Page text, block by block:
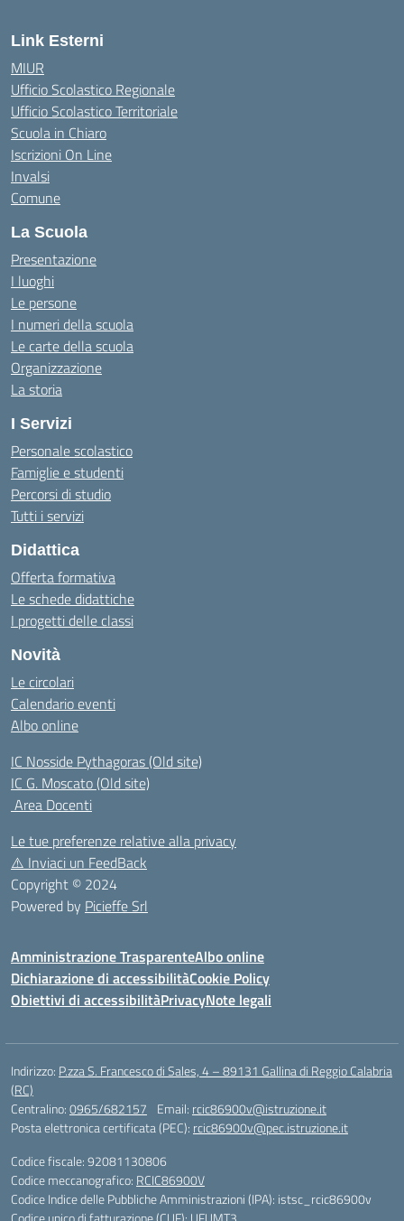
Link Esterni
MIUR
Ufficio Scolastico Regionale
Ufficio Scolastico Territoriale
Scuola in Chiaro
Iscrizioni On Line
Invalsi
Comune
La Scuola
Presentazione
I luoghi
Le persone
I numeri della scuola
Le carte della scuola
Organizzazione
La storia
I Servizi
Personale scolastico
Famiglie e studenti
Percorsi di studio
Tutti i servizi
Didattica
Offerta formativa
Le schede didattiche
I progetti delle classi
Novità
Le circolari
Calendario eventi
Albo online
IC Nosside Pythagoras (Old site)
IC G. Moscato (Old site)
Area Docenti
Le tue preferenze relative alla privacy
⚠️ Inviaci un FeedBack
Copyright © 2024
Powered by Picieffe Srl
Amministrazione TrasparenteAlbo online
Dichiarazione di accessibilitàCookie Policy
Obiettivi di accessibilitàPrivacyNote legali
Indirizzo: P.zza S. Francesco di Sales, 4 – 89131 Gallina di Reggio Calabria
(RC)
Centralino:0965/682157 Email: rcic86900v@istruzione.it
Posta elettronica certificata (PEC): rcic86900v@pec.istruzione.it
Codice fiscale: 92081130806
Codice meccanografico: RCIC86900V
Codice Indice delle Pubbliche Amministrazioni (IPA): istsc_rcic86900v